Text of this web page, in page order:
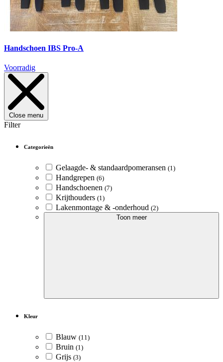
Handschoen IBS Pro-A
Voorradig
Close menu
Filter
Categorieën
Gelaagde- & standaardpomeransen (1)
Handgrepen (6)
Handschoenen (7)
Krijthouders (1)
Lakenmontage & -onderhoud (2)
Toon meer
Kleur
Blauw (11)
Bruin (1)
Grijs (3)